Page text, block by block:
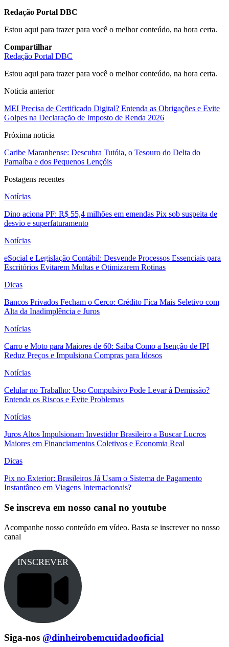
Redação Portal DBC
Estou aqui para trazer para você o melhor conteúdo, na hora certa.
Compartilhar
Redação Portal DBC
Estou aqui para trazer para você o melhor conteúdo, na hora certa.
Noticia anterior
MEI Precisa de Certificado Digital? Entenda as Obrigações e Evite
Golpes na Declaração de Imposto de Renda 2026
Próxima noticia
Caribe Maranhense: Descubra Tutóia, o Tesouro do Delta do
Parnaíba e dos Pequenos Lençóis
Postagens recentes
Notícias
Dino aciona PF: R$ 55,4 milhões em emendas Pix sob suspeita de
desvio e superfaturamento
Notícias
eSocial e Legislação Contábil: Desvende Processos Essenciais para
Escritórios Evitarem Multas e Otimizarem Rotinas
Dicas
Bancos Privados Fecham o Cerco: Crédito Fica Mais Seletivo com
Alta da Inadimplência e Juros
Notícias
Carro e Moto para Maiores de 60: Saiba Como a Isenção de IPI
Reduz Preços e Impulsiona Compras para Idosos
Notícias
Celular no Trabalho: Uso Compulsivo Pode Levar à Demissão?
Entenda os Riscos e Evite Problemas
Notícias
Juros Altos Impulsionam Investidor Brasileiro a Buscar Lucros
Maiores em Financiamentos Coletivos e Economia Real
Dicas
Pix no Exterior: Brasileiros Já Usam o Sistema de Pagamento
Instantâneo em Viagens Internacionais?
Se inscreva em nosso canal no youtube
Acompanhe nosso conteúdo em vídeo. Basta se inscrever no nosso
canal
INSCREVER
Siga-nos @dinheirobemcuidadooficial